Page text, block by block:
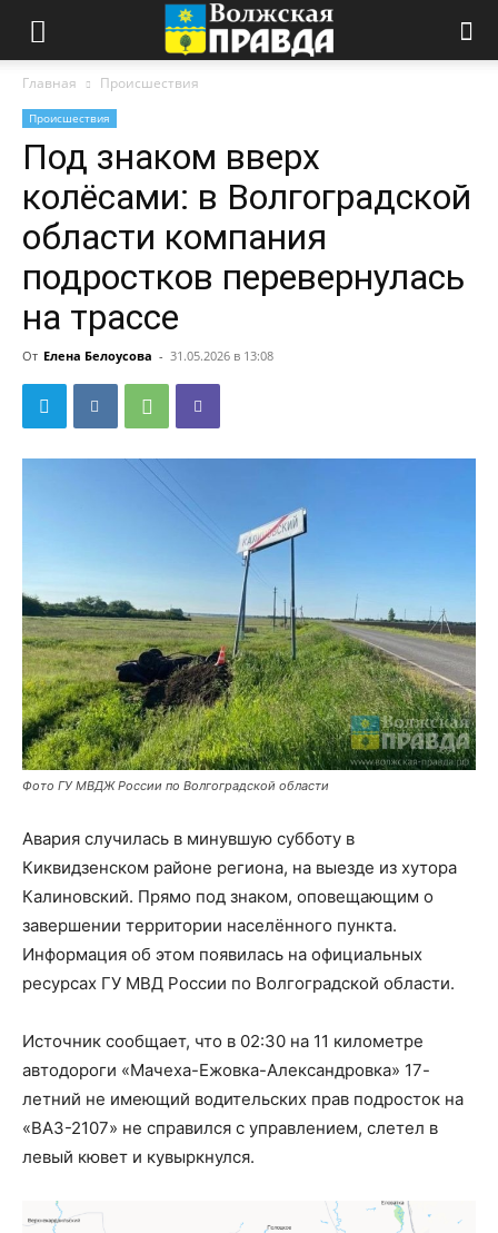
Главная Происшествия
Происшествия
Под знаком вверх
колёсами: в Волгоградской
области компания
подростков перевернулась
на трассе
От Елена Белоусова - 31.05.2026 в 13:08
Фото ГУ МВДЖ России по Волгоградской области
Авария случилась в минувшую субботу в
Киквидзенском районе региона, на выезде из хутора
Калиновский. Прямо под знаком, оповещающим о
завершении территории населённого пункта.
Информация об этом появилась на официальных
ресурсах ГУ МВД России по Волгоградской области.
Источник сообщает, что в 02:30 на 11 километре
автодороги «Мачеха-Ежовка-Александровка» 17-
летний не имеющий водительских прав подросток на
«ВАЗ-2107» не справился с управлением, слетел в
левый кювет и кувыркнулся.